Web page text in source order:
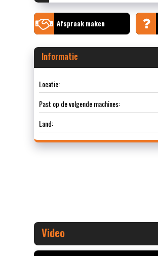
Afspraak maken
Informatie
Locatie:
Past op de volgende machines:
Land:
Video